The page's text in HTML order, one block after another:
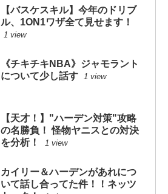
【バスケスキル】今年のドリブ
ル、1ON1ワザ全て見せます！
1 view
《チキチキNBA》ジャモラント
について少し話す 1 view
【天才！】"ハーデン対策"攻略
の名勝負！ 怪物ヤニスとの対決
を分析！
1 view
カイリー＆ハーデンがあれにつ
いて話し合ってた件！！ネッツ